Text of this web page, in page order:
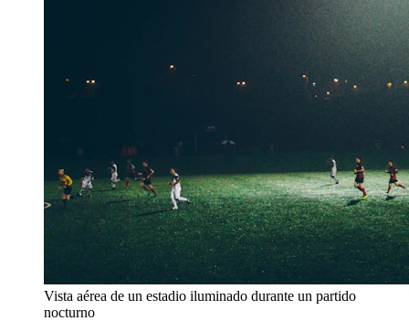
Vista aérea de un estadio iluminado durante un partido
nocturno